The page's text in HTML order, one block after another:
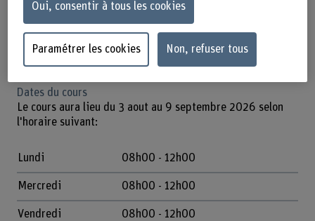
Le cours comprend deux parties:
Calcul vectoriel et trigonométrie
Dates du cours
Le cours aura lieu du 3 aout au 9 septembre 2026 selon
l'horaire suivant:
Lundi 08h00 - 12h00
Mercredi 08h00 - 12h00
Vendredi 08h00 - 12h00
Oui, consentir à tous les cookies
Paramétrer les cookies Non, refuser tous